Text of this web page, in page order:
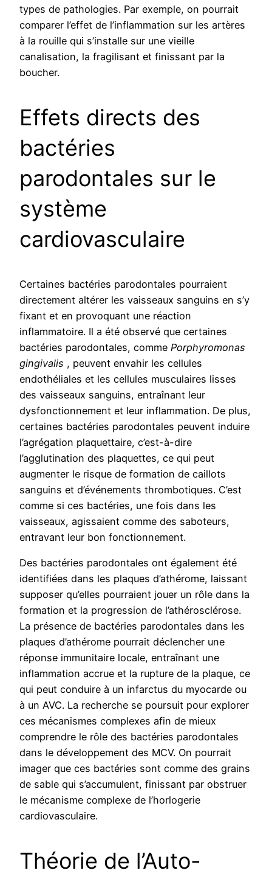
types de pathologies. Par exemple, on pourrait
comparer l’effet de l’inflammation sur les artères
à la rouille qui s’installe sur une vieille
canalisation, la fragilisant et finissant par la
boucher.
Effets directs des
bactéries
parodontales sur le
système
cardiovasculaire
Certaines bactéries parodontales pourraient
directement altérer les vaisseaux sanguins en s’y
fixant et en provoquant une réaction
inflammatoire. Il a été observé que certaines
bactéries parodontales, comme Porphyromonas
gingivalis , peuvent envahir les cellules
endothéliales et les cellules musculaires lisses
des vaisseaux sanguins, entraînant leur
dysfonctionnement et leur inflammation. De plus,
certaines bactéries parodontales peuvent induire
l’agrégation plaquettaire, c’est-à-dire
l’agglutination des plaquettes, ce qui peut
augmenter le risque de formation de caillots
sanguins et d’événements thrombotiques. C’est
comme si ces bactéries, une fois dans les
vaisseaux, agissaient comme des saboteurs,
entravant leur bon fonctionnement.
Des bactéries parodontales ont également été
identifiées dans les plaques d’athérome, laissant
supposer qu’elles pourraient jouer un rôle dans la
formation et la progression de l’athérosclérose.
La présence de bactéries parodontales dans les
plaques d’athérome pourrait déclencher une
réponse immunitaire locale, entraînant une
inflammation accrue et la rupture de la plaque, ce
qui peut conduire à un infarctus du myocarde ou
à un AVC. La recherche se poursuit pour explorer
ces mécanismes complexes afin de mieux
comprendre le rôle des bactéries parodontales
dans le développement des MCV. On pourrait
imager que ces bactéries sont comme des grains
de sable qui s’accumulent, finissant par obstruer
le mécanisme complexe de l’horlogerie
cardiovasculaire.
Théorie de l’Auto-